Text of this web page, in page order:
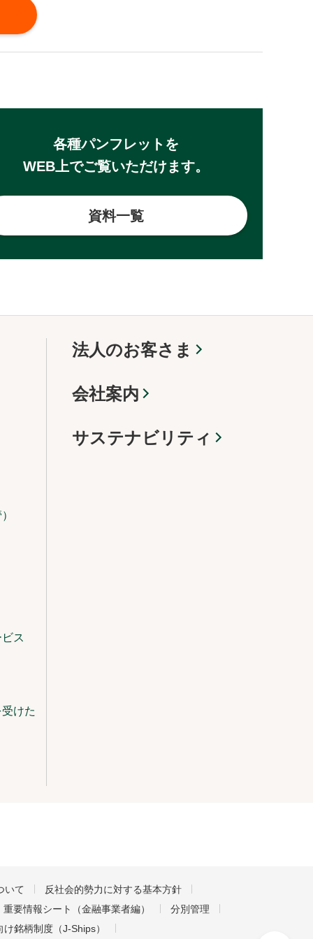
各種パンフレットを
WEB上でご覧いただけます。
資料一覧
ス
けた
法人のお客さま
会社案内
サステナビリティ
いて
反社会的勢力に対する基本方針
重要情報シート（金融事業者編）
分別管理
銘柄制度（J-Ships）